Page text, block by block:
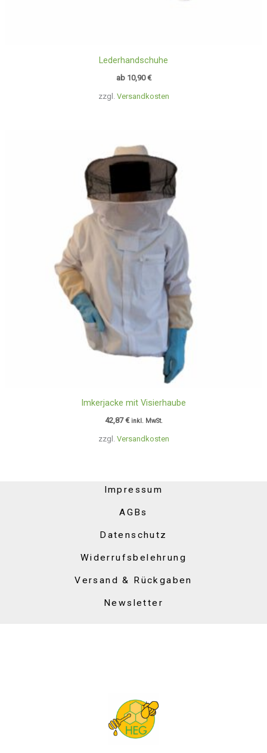
zzgl. Versandkosten
Lederhandschuhe
ab 10,90€
zzgl. Versandkosten
Imkerjacke mit Visierhaube
42,87€ inkl. MwSt.
Impressum
AGBs
Datenschutz
Widerrufsbelehrung
Versand & Rückgaben
Newsletter